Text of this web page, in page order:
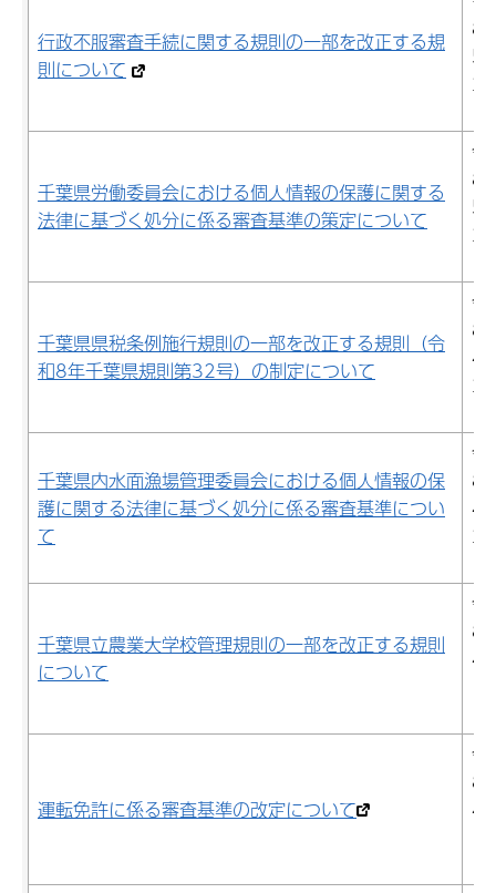
行政不服審査手続に関する規則の一部を改正する規
則について
8
5
29
千葉県労働委員会における個人情報の保護に関する
法律に基づく処分に係る審査基準の策定について
令
8
5
22
千葉県県税条例施行規則の一部を改正する規則（令
和8年千葉県規則第32号）の制定について
令
8
4
24
千葉県内水面漁場管理委員会における個人情報の保
護に関する法律に基づく処分に係る審査基準につい
て
令
8
4
24
千葉県立農業大学校管理規則の一部を改正する規則
について
令
8
4
運転免許に係る審査基準の改定について
令
8
4